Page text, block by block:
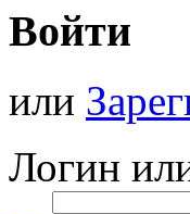
Войти
или
Логин